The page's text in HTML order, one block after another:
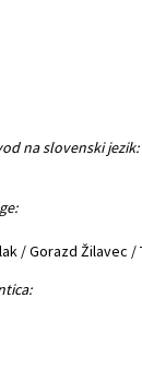
na slovenski jezik:
/ Gorazd Žilavec /